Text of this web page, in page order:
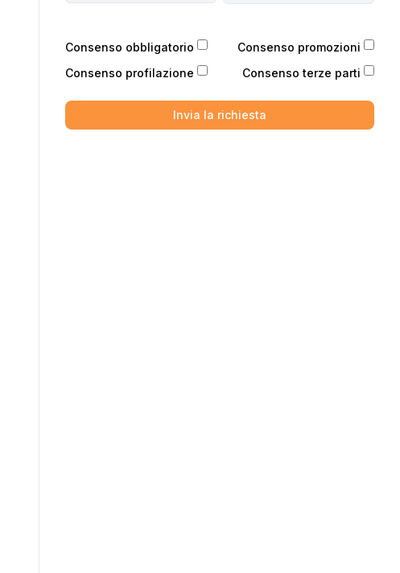
Consenso obbligatorio
Consenso promozioni
Consenso profilazione
Consenso terze parti
Invia la richiesta